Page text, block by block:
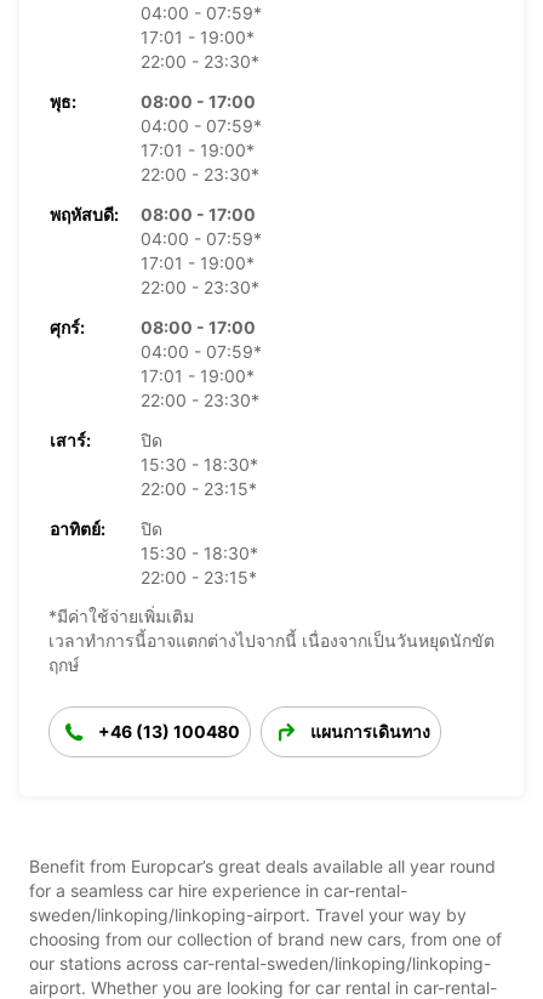
04:00 - 07:59*
17:01 - 19:00*
22:00 - 23:30*
พุธ:
08:00 - 17:00
04:00 - 07:59*
17:01 - 19:00*
22:00 - 23:30*
พฤหัสบดี:
08:00 - 17:00
04:00 - 07:59*
17:01 - 19:00*
22:00 - 23:30*
ศุกร์:
08:00 - 17:00
04:00 - 07:59*
17:01 - 19:00*
22:00 - 23:30*
เสาร์:
ปิด
15:30 - 18:30*
22:00 - 23:15*
อาทิตย์:
ปิด
15:30 - 18:30*
22:00 - 23:15*
*มีค่าใช้จ่ายเพิ่มเติม
เวลาทำการนี้อาจแตกต่างไปจากนี้ เนื่องจากเป็นวันหยุดนักขัต
ฤกษ์
+46 (13) 100480 แผนการเดินทาง
Benefit from Europcar’s great deals available all year round
for a seamless car hire experience in car-rental-
sweden/linkoping/linkoping-airport. Travel your way by
choosing from our collection of brand new cars, from one of
our stations across car-rental-sweden/linkoping/linkoping-
airport. Whether you are looking for car rental in car-rental-